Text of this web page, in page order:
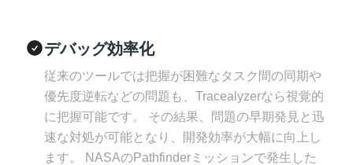
デバッグ効率化
従来のツールでは把握が困難なタスク間の同期や
優先度逆転などの問題も、Tracealyzerなら視覚的
に把握可能です。 その結果、問題の早期発見と迅
速な対処が可能となり、開発効率が大幅に向上し
ます。 NASAのPathfinderミッションで発生した